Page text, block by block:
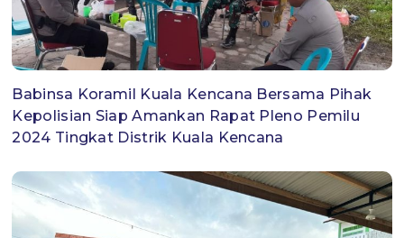
Babinsa Koramil Kuala Kencana Bersama Pihak
Kepolisian Siap Amankan Rapat Pleno Pemilu
2024 Tingkat Distrik Kuala Kencana